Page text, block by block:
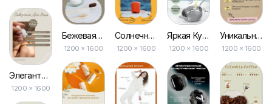
Элегантная Бежевая Косметическая Карточка для Онлайн-площадок
1200 × 1600
Бежевая Зубная Щетка — Шаблон для Маркетплейса
1200 × 1600
Солнечная Беспроводная Колонка: Яркий Желтый Макет для Маркетплейса
1200 × 1600
Яркая Кухонная Утварь: Рекламная Карточка для Вашего Маркетплейса
1200 × 1600
Уникальное Предложение: Приобрети 2, Получи 1 Бонус — Карточка для Маркетплейса
1200 × 1600